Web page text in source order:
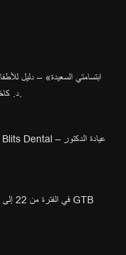
عيادة Blits Dental – د. كاخابر خاريبافا.